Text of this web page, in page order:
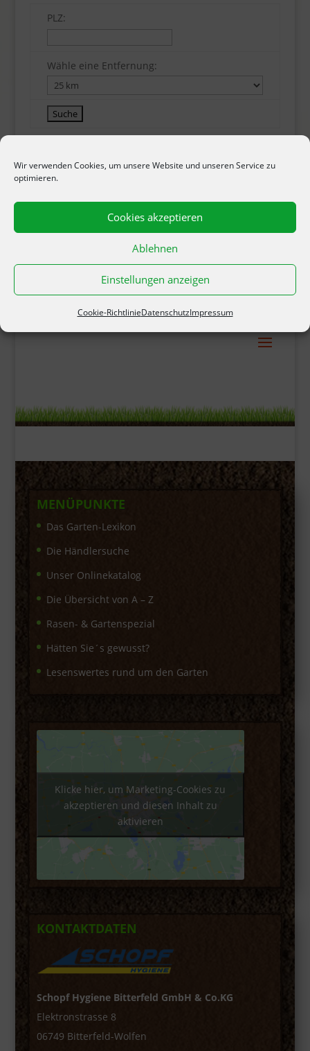
Wir verwenden Cookies, um unsere Website und unseren Service zu
optimieren.
Cookies akzeptieren
Ablehnen
Einstellungen anzeigen
Cookie-RichtlinieDatenschutzImpressum
PLZ:
Wähle eine Entfernung:
RE
ARTIK
EL.
Bitte
wählen
MENÜPUNKTE
Das Garten-Lexikon
Die Händlersuche
Unser Onlinekatalog
Die Übersicht von A – Z
Rasen- & Gartenspezial
Hätten Sie´s gewusst?
Lesenswertes rund um den Garten
Klicke hier, um Marketing-Cookies zu
akzeptieren und diesen Inhalt zu
aktivieren
KONTAKTDATEN
Schopf Hygiene Bitterfeld GmbH & Co.KG
Elektronstrasse 8
06749 Bitterfeld-Wolfen